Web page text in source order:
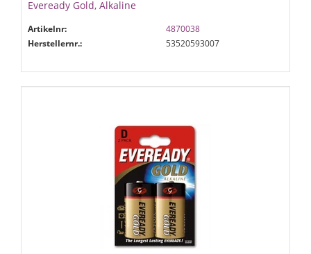
Eveready Gold, Alkaline
Artikelnr:
4870038
Herstellernr.:
53520593007